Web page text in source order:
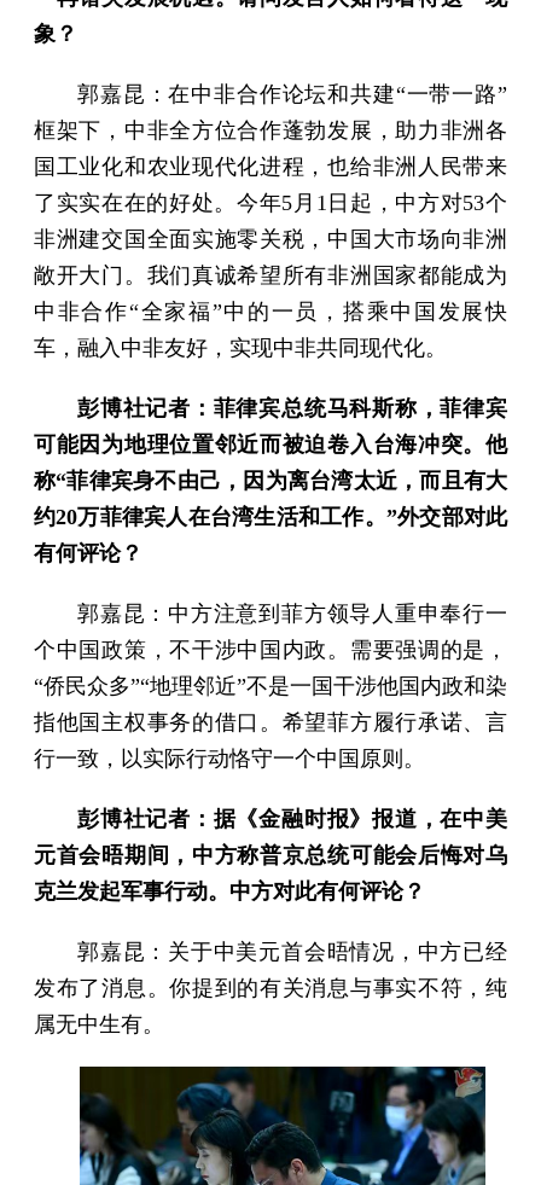
象？
郭嘉昆：在中非合作论坛和共建“一带一路”
框架下，中非全方位合作蓬勃发展，助力非洲各
国工业化和农业现代化进程，也给非洲人民带来
了实实在在的好处。今年5月1日起，中方对53个
非洲建交国全面实施零关税，中国大市场向非洲
敞开大门。我们真诚希望所有非洲国家都能成为
中非合作“全家福”中的一员，搭乘中国发展快
车，融入中非友好，实现中非共同现代化。
彭博社记者：菲律宾总统马科斯称，菲律宾
可能因为地理位置邻近而被迫卷入台海冲突。他
称“菲律宾身不由己，因为离台湾太近，而且有大
约20万菲律宾人在台湾生活和工作。”外交部对此
有何评论？
郭嘉昆：中方注意到菲方领导人重申奉行一
个中国政策，不干涉中国内政。需要强调的是，
“侨民众多”“地理邻近”不是一国干涉他国内政和染
指他国主权事务的借口。希望菲方履行承诺、言
行一致，以实际行动恪守一个中国原则。
彭博社记者：据《金融时报》报道，在中美
元首会晤期间，中方称普京总统可能会后悔对乌
克兰发起军事行动。中方对此有何评论？
郭嘉昆：关于中美元首会晤情况，中方已经
发布了消息。你提到的有关消息与事实不符，纯
属无中生有。